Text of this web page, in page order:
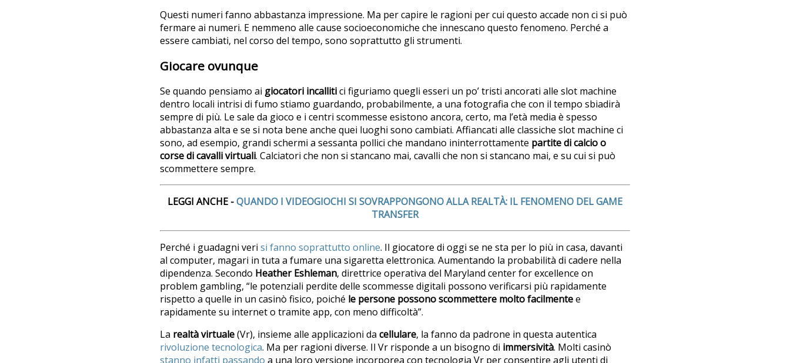
Questi numeri fanno abbastanza impressione. Ma per capire le ragioni per cui questo accade non ci si può
fermare ai numeri. E nemmeno alle cause socioeconomiche che innescano questo fenomeno. Perché a
essere cambiati, nel corso del tempo, sono soprattutto gli strumenti.
Giocare ovunque
Se quando pensiamo ai giocatori incallitici figuriamo quegli esseri un po’ tristi ancorati alle slot machine
dentro locali intrisi di fumo stiamo guardando, probabilmente, a una fotografia che con il tempo sbiadirà
sempre di più. Le sale da gioco e i centri scommesse esistono ancora, certo, ma l’età media è spesso
abbastanza alta e se si nota bene anche quei luoghi sono cambiati. Affiancati alle classiche slot machine ci
sono, ad esempio, grandi schermi a sessanta pollici che mandano ininterrottamente partite di calcio o
corse di cavalli virtuali. Calciatori che non si stancano mai, cavalli che non si stancano mai, e su cui si può
scommettere sempre.
LEGGI ANCHE -QUANDO I VIDEOGIOCHI SI SOVRAPPONGONO ALLA REALTÀ: IL FENOMENO DEL GAME
TRANSFER
Perché i guadagni veri si fanno soprattutto online. Il giocatore di oggi se ne sta per lo più in casa, davanti
al computer, magari in tuta a fumare una sigaretta elettronica. Aumentando la probabilità di cadere nella
dipendenza. Secondo Heather Eshleman, direttrice operativa del Maryland center for excellence on
problem gambling, “le potenziali perdite delle scommesse digitali possono verificarsi più rapidamente
rispetto a quelle in un casinò fisico, poiché le persone possono scommettere molto facilmentee
rapidamente su internet o tramite app, con meno difficoltà”.
La realtà virtuale(Vr), insieme alle applicazioni da cellulare, la fanno da padrone in questa autentica
rivoluzione tecnologica. Ma per ragioni diverse. Il Vr risponde a un bisogno di immersività. Molti casinò
stanno infatti passando a una loro versione incorporea con tecnologia Vr per consentire agli utenti di